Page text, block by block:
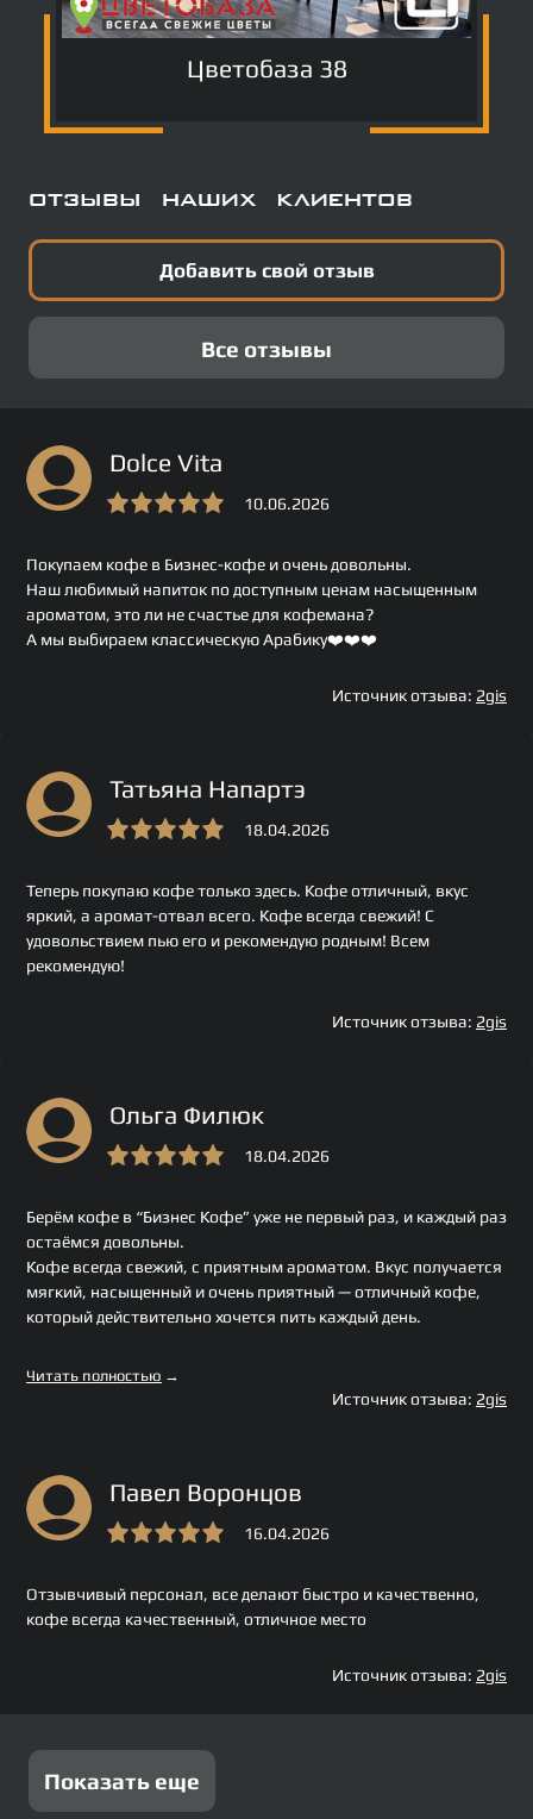
Цветобаза 38
Отзывы наших клиентов
Добавить свой отзыв
Все отзывы
Dolce Vita
10.06.2026
Покупаем кофе в Бизнес-кофе и очень довольны.
Наш любимый напиток по доступным ценам насыщенным
ароматом, это ли не счастье для кофемана?
А мы выбираем классическую Арабику❤️❤️❤️
Источник отзыва: 2gis
Татьяна Напартэ
18.04.2026
Теперь покупаю кофе только здесь. Кофе отличный, вкус
яркий, а аромат-отвал всего. Кофе всегда свежий! С
удовольствием пью его и рекомендую родным! Всем
рекомендую!
Источник отзыва: 2gis
Ольга Филюк
18.04.2026
Берём кофе в “Бизнес Кофе” уже не первый раз, и каждый раз
остаёмся довольны.
Кофе всегда свежий, с приятным ароматом. Вкус получается
мягкий, насыщенный и очень приятный — отличный кофе,
который действительно хочется пить каждый день.
Читать полностью →
Источник отзыва: 2gis
Павел Воронцов
16.04.2026
Отзывчивый персонал, все делают быстро и качественно,
кофе всегда качественный, отличное место
Источник отзыва: 2gis
Показать еще